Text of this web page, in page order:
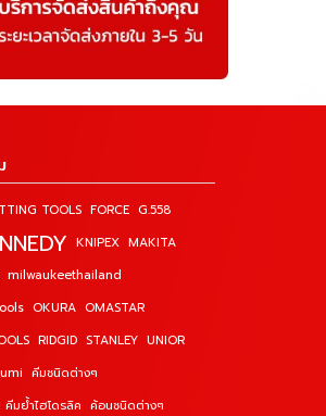
TOOLS FORCE G.558
KNIPEX MAKITA
milwaukeethailand
OKURA OMASTAR
RIDGID STANLEY UNIOR
คีมชนิดต่างๆ
มย้ำไฮโดรลิค ค้อนชนิดต่างๆ